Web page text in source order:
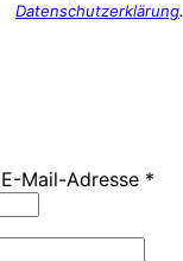
Datenschutzerklärung.
Mail-Adresse *